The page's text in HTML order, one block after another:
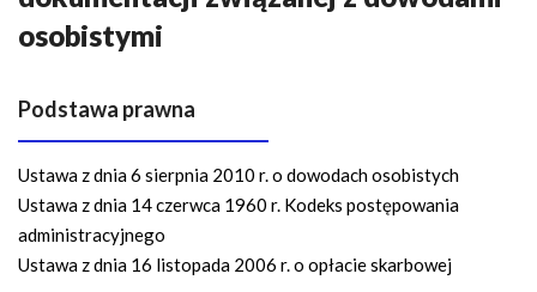
n
a
i
c
y
j
n
osobistymi
Podstawa prawna
Ustawa z dnia 6 sierpnia 2010 r. o dowodach osobistych
Ustawa z dnia 14 czerwca 1960 r. Kodeks postępowania
administracyjnego
Ustawa z dnia 16 listopada 2006 r. o opłacie skarbowej